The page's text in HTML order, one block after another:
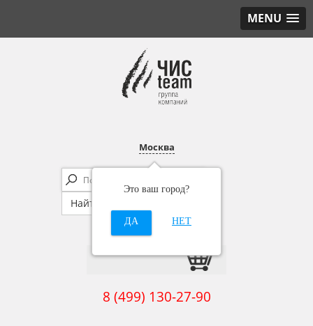
MENU
Москва
Это ваш город?
ДА НЕТ
8 (499) 130-27-90